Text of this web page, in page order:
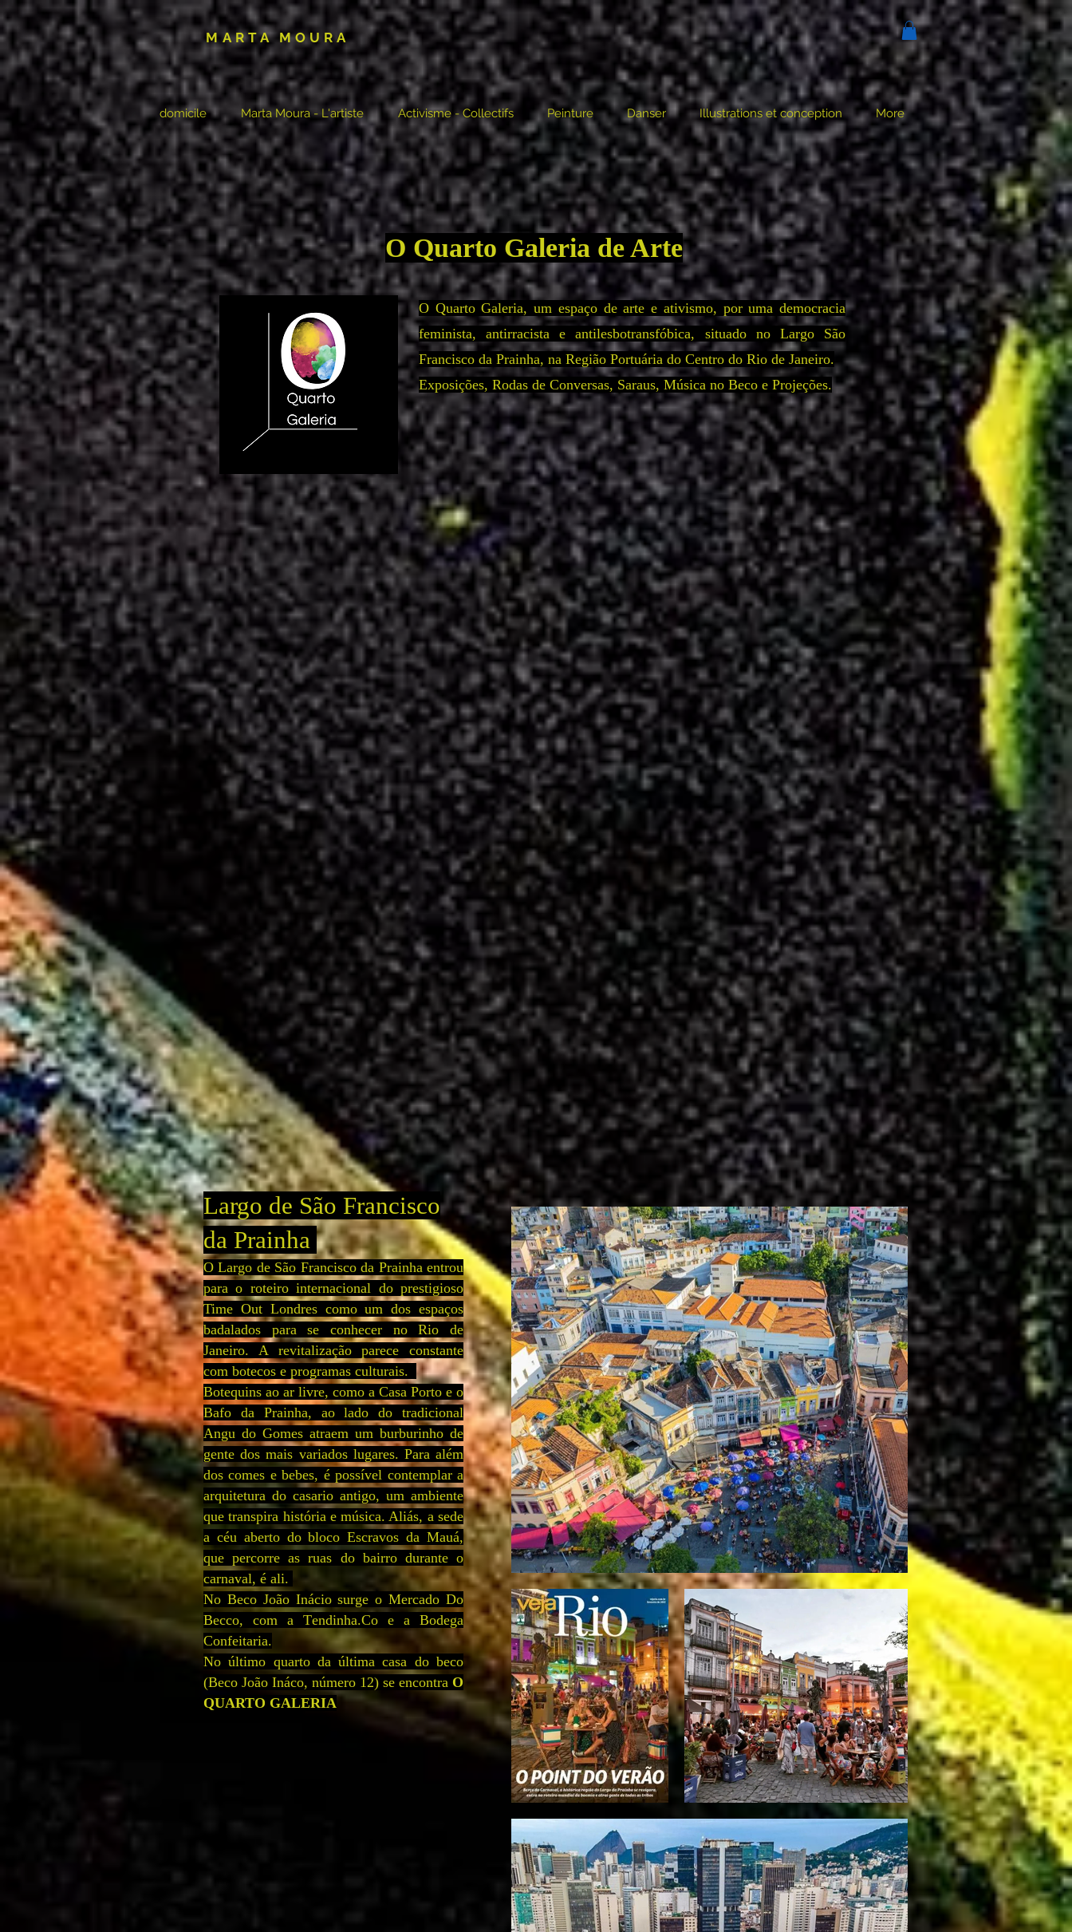
MARTA MOURA
domicile Marta Moura - L'artiste Activisme - Collectifs Peinture Danser Illustrations et conception More
O Quarto Galeria de Arte
O Quarto Galeria, um espaço de arte e ativismo, por uma democracia
feminista, antirracista e antilesbotransfóbica, situado no Largo São
Francisco da Prainha, na Região Portuária do Centro do Rio de Janeiro.
Exposições, Rodas de Conversas, Saraus, Música no Beco e Projeções.
Largo de São Francisco
da Prainha
O Largo de São Francisco da Prainha entrou
para o roteiro internacional do prestigioso
Time Out Londres como um dos espaços
badalados para se conhecer no Rio de
Janeiro. A revitalização parece constante
com botecos e programas culturais.
Botequins ao ar livre, como a Casa Porto e o
Bafo da Prainha, ao lado do tradicional
Angu do Gomes atraem um burburinho de
gente dos mais variados lugares. Para além
dos comes e bebes, é possível contemplar a
arquitetura do casario antigo, um ambiente
que transpira história e música. Aliás, a sede
a céu aberto do bloco Escravos da Mauá,
que percorre as ruas do bairro durante o
carnaval, é ali.
No Beco João Inácio surge o Mercado Do
Becco, com a Tendinha.Co e a Bodega
Confeitaria.
No último quarto da última casa do beco
(Beco João Ináco, número 12) se encontra O
QUARTO GALERIA